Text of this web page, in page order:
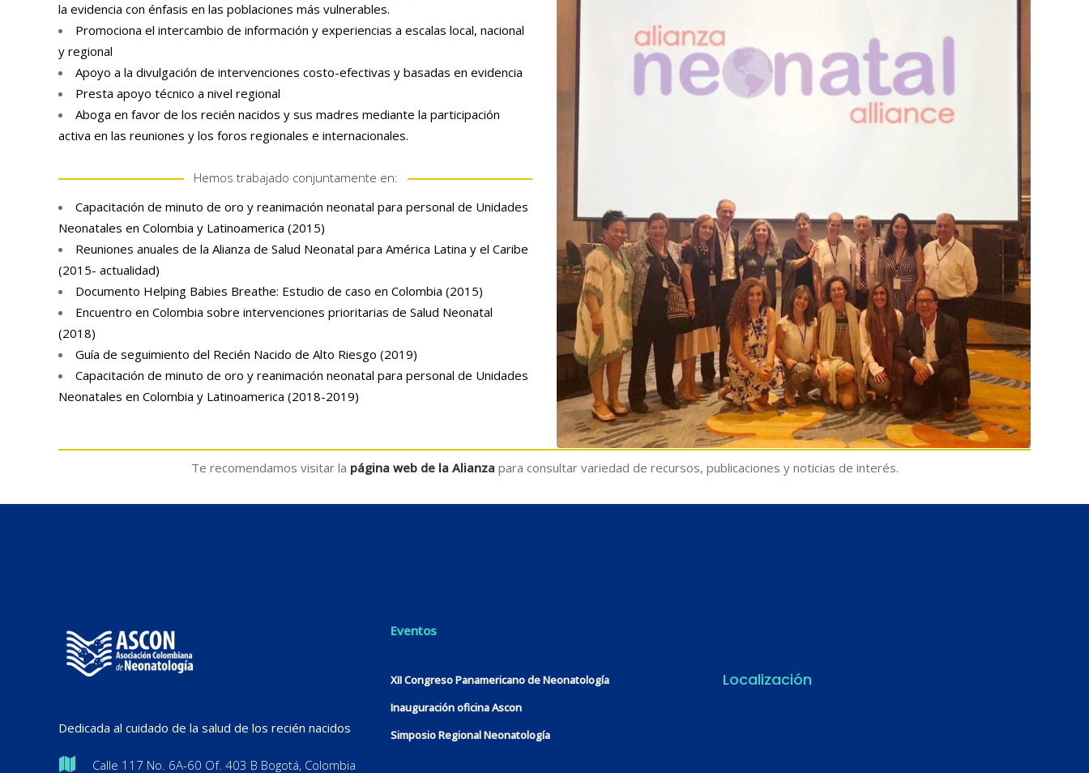
la evidencia con énfasis en las poblaciones más vulnerables.
Promociona el intercambio de información y experiencias a escalas local, nacional
y regional
Apoyo a la divulgación de intervenciones costo-efectivas y basadas en evidencia
Presta apoyo técnico a nivel regional
Aboga en favor de los recién nacidos y sus madres mediante la participación
activa en las reuniones y los foros regionales e internacionales.
Hemos trabajado conjuntamente en:
Capacitación de minuto de oro y reanimación neonatal para personal de Unidades
Neonatales en Colombia y Latinoamerica (2015)
Reuniones anuales de la Alianza de Salud Neonatal para América Latina y el Caribe
(2015- actualidad)
Documento Helping Babies Breathe: Estudio de caso en Colombia (2015)
Encuentro en Colombia sobre intervenciones prioritarias de Salud Neonatal
(2018)
Guía de seguimiento del Recién Nacido de Alto Riesgo (2019)
Capacitación de minuto de oro y reanimación neonatal para personal de Unidades
Neonatales en Colombia y Latinoamerica (2018-2019)
Te recomendamos visitar la página web de la Alianzapara consultar variedad de recursos, publicaciones y noticias de interés.
Dedicada al cuidado de la salud de los recién nacidos
Calle 117 No. 6A-60 Of. 403 B Bogotá, Colombia
Eventos
XII Congreso Panamericano de Neonatología
Inauguración oficina Ascon
Simposio Regional Neonatología
Localización